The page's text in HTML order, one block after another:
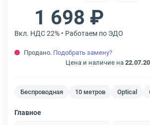
1 698 ₽
Вкл. НДС 22% • Работаем по ЭДО
Продано. Подобрать замену?
Цена и наличие на
Беспроводная 10 метров Optical
Главное